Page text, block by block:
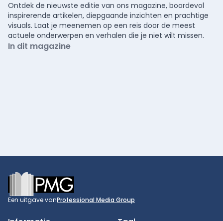
Ontdek de nieuwste editie van ons magazine, boordevol
inspirerende artikelen, diepgaande inzichten en prachtige
visuals. Laat je meenemen op een reis door de meest
actuele onderwerpen en verhalen die je niet wilt missen.
In dit magazine
Footer
Een uitgave vanProfessional Media Group